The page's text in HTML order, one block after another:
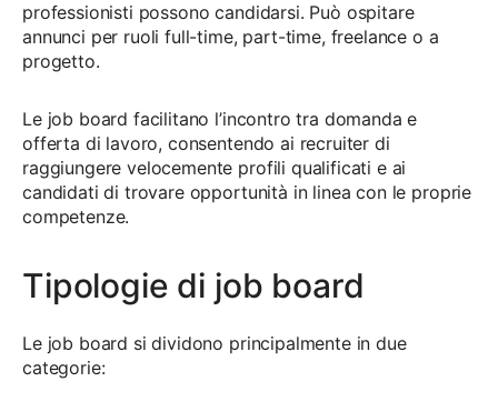
professionisti possono candidarsi. Può ospitare
annunci per ruoli full-time, part-time, freelance o a
progetto.
Le job board facilitano l’incontro tra domanda e
offerta di lavoro, consentendo ai recruiter di
raggiungere velocemente profili qualificati e ai
candidati di trovare opportunità in linea con le proprie
competenze.
Tipologie di job board
Le job board si dividono principalmente in due
categorie: